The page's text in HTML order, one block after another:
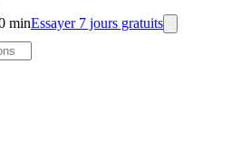
minEssayer 7 jours gratuits